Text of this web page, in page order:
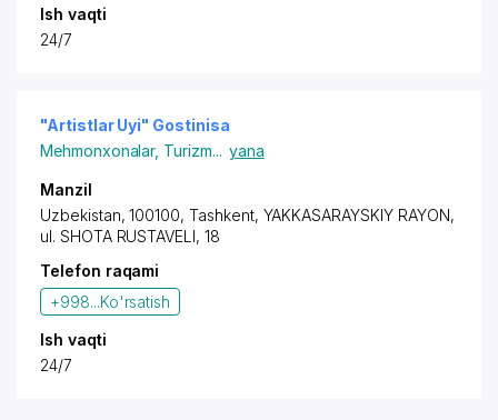
Ish vaqti
24/7
"Artistlar Uyi" Gostinisa
Mehmonxonalar, Turizm... yana
Manzil
Uzbekistan, 100100, Tashkent, YAKKASARAYSKIY RAYON,
ul. SHOTA RUSTAVELI, 18
Telefon raqami
+998...Ko'rsatish
Ish vaqti
24/7